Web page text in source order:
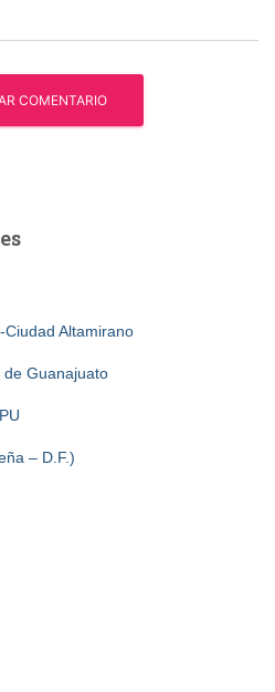
Altamirano
de Guanajuato
– D.F.)